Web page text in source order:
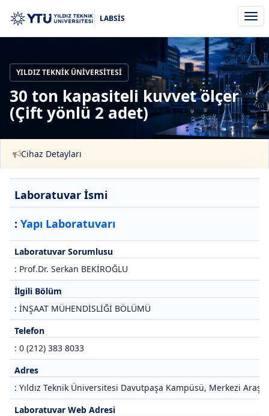
aç/
LABSİS
YILDIZ TEKNIK ÜNIVERSITESI
30 ton kapasiteli kuvvet ölçer
(Çift yönlü 2 adet)
Cihaz Detayları
Laboratuvar İsmi
: Yapı Laboratuvarı
Laboratuvar Sorumlusu
: Prof.Dr. Serkan BEKİROĞLU
İlgili Bölüm
: İNŞAAT MÜHENDİSLİĞİ BÖLÜMÜ
Telefon
: 0 (212) 383 8033
Adres
: Yıldız Teknik Üniversitesi Davutpaşa Kampüsü, Merkezi
Laboratuvar Web Adresi